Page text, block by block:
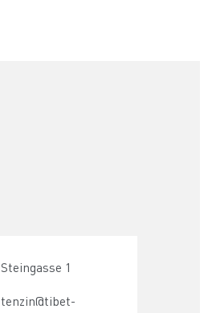
Steingasse 1
tenzin@tibet-